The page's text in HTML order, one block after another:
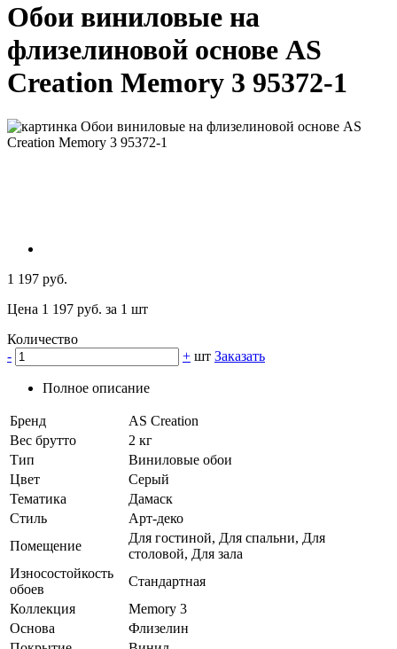
Обои виниловые на
флизелиновой основе AS
Creation Memory 3 95372-1
1 197 руб.
Цена 1 197 руб. за 1 шт
Количество
-
+ шт Заказать
Полное описание
Бренд
AS Creation
Вес брутто
2 кг
Тип
Виниловые обои
Цвет
Серый
Тематика
Дамаск
Стиль
Арт-деко
Помещение
Для гостиной, Для спальни, Для
столовой, Для зала
Износостойкость
обоев
Стандартная
Коллекция
Memory 3
Основа
Флизелин